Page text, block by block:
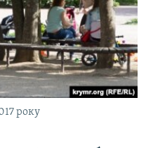
року